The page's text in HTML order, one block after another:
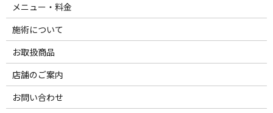
メニュー・料金
施術について
お取扱商品
店舗のご案内
お問い合わせ